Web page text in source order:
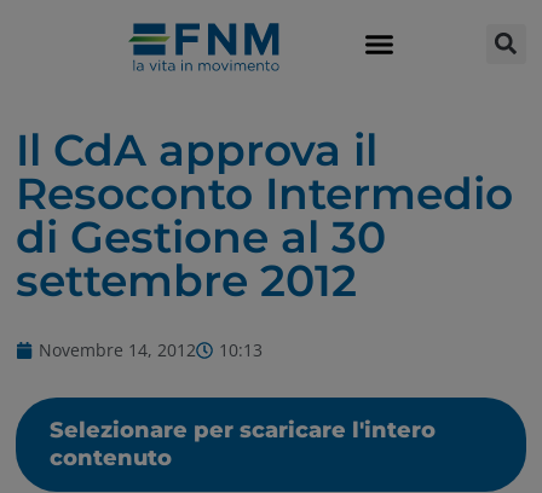
Il CdA approva il
Resoconto Intermedio
di Gestione al 30
settembre 2012
Novembre 14, 2012 10:13
Selezionare per scaricare l'intero
contenuto